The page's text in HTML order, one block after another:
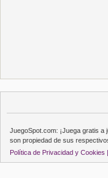
JuegoSpot.com: ¡Juega gratis
son propiedad de sus
Política de Privacidad y Cookies |